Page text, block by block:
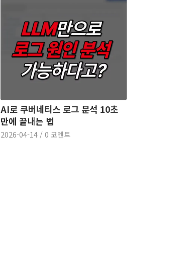
AI로 쿠버네티스 로그 분석 10초
만에 끝내는 법
2026-04-14 / 0 코멘트